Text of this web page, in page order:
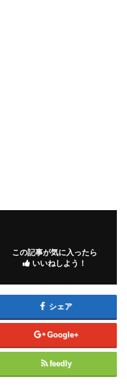
この記事が気に入ったら
いいねしよう！
シェア
Google+
feedly